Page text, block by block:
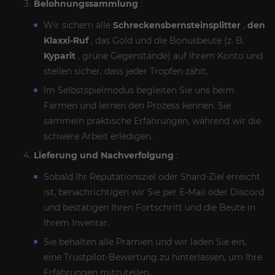
Belohnungssammlung :
Wir sichern alle Schreckensbernsteinsplitter , den
Klaxxi-Ruf, das Gold und die Bonusbeute (z. B.
Kyparit , grüne Gegenstände) auf Ihrem Konto und
stellen sicher, dass jeder Tropfen zählt.
Im Selbstspielmodus begleiten Sie uns beim
Farmen und lernen den Prozess kennen. Sie
sammeln praktische Erfahrungen, während wir die
schwere Arbeit erledigen.
Lieferung und Nachverfolgung :
Sobald Ihr Reputationsziel oder Shard-Ziel erreicht
ist, benachrichtigen wir Sie per E-Mail oder Discord
und bestätigen Ihren Fortschritt und die Beute in
Ihrem Inventar.
Sie behalten alle Prämien und wir laden Sie ein,
eine Trustpilot-Bewertung zu hinterlassen, um Ihre
Erfahrungen mitzuteilen.